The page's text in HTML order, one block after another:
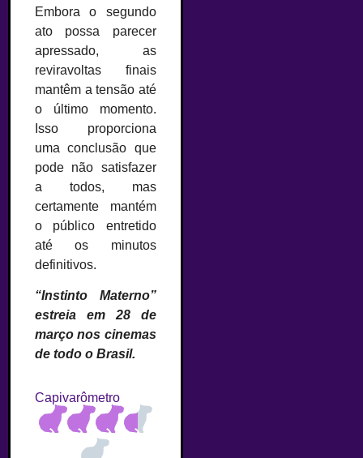
Embora o segundo
ato possa parecer
apressado, as
reviravoltas finais
mantêm a tensão até
o último momento.
Isso proporciona
uma conclusão que
pode não satisfazer
a todos, mas
certamente mantém
o público entretido
até os minutos
definitivos.
“Instinto Materno”
estreia em 28 de
março nos cinemas
de todo o Brasil.
Capivarômetro